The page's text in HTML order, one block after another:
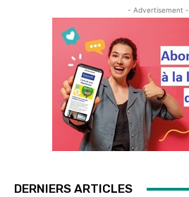
- Advertisement -
DERNIERS ARTICLES